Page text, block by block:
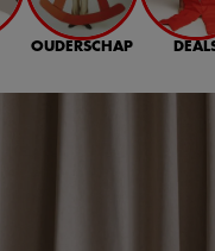
OUDERSCHAP